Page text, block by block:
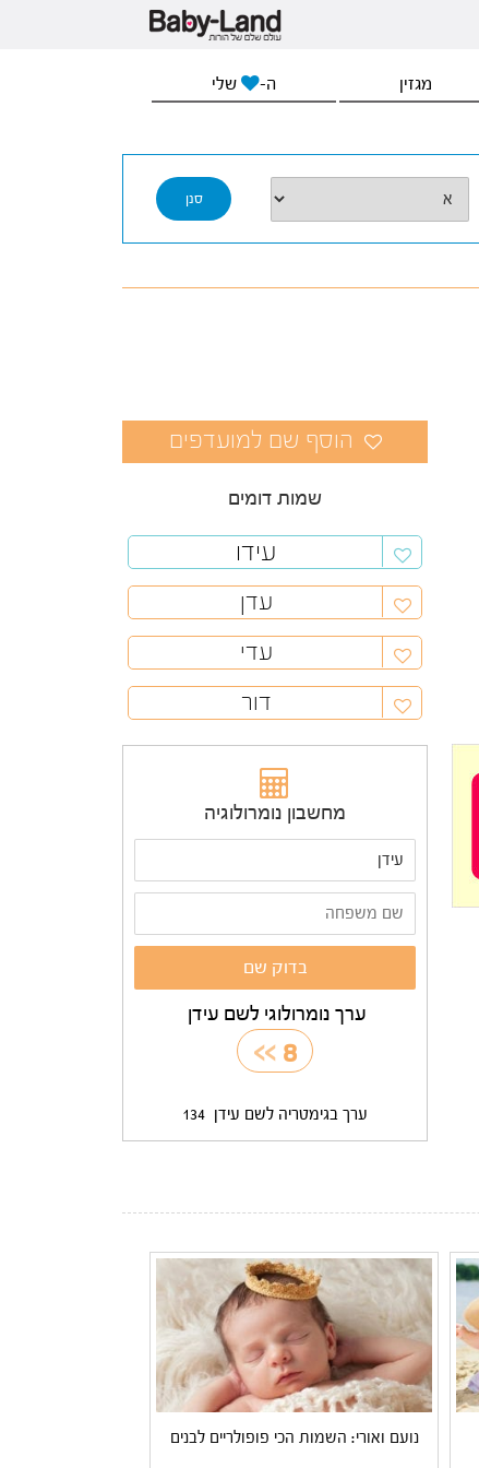
מגזין ה- שלי
שמות דומים
עידו
עדן
עדי
דור
מחשבון נומרולוגיה
ערך נומרולוגי לשם עידן
8
>>
ערך בגימטריה לשם עידן 134
נועם ואורי: השמות הכי פופולריים לבנים